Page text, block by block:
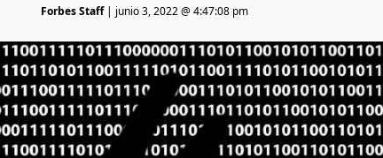
Forbes Staff| junio 3, 2022 @ 4:47:08 pm